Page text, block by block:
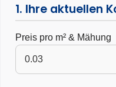
1. Ihre aktuellen
Preis pro m² & Mähung